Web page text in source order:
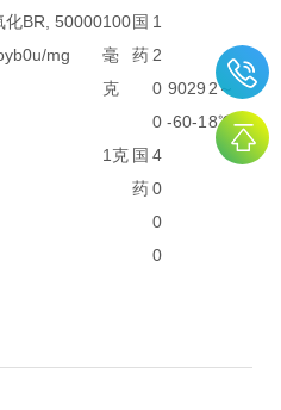
化BR, 50000
0u/mg
100
毫
克
国
药
1
2
0
0
9029
-60-1
2～
8℃
1克 国
药
4
0
0
0